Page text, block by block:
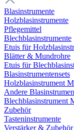
Blasinstrumente
Holzblasinstrumente
Pflegemittel
Blechblasinstrumente
Etuis für
Blätter & Mundrohre
Etuis für
Blasinstrumentensets
Holzblasinstrument
Andere
Blechblasinstrument
Zubehör
Tasteninstrumente
Verstärker & Zubehör